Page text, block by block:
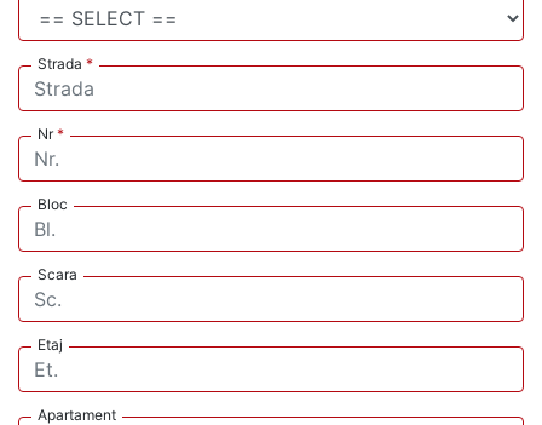
Strada *
Nr*
Bloc
Scara
Etaj
Apartament